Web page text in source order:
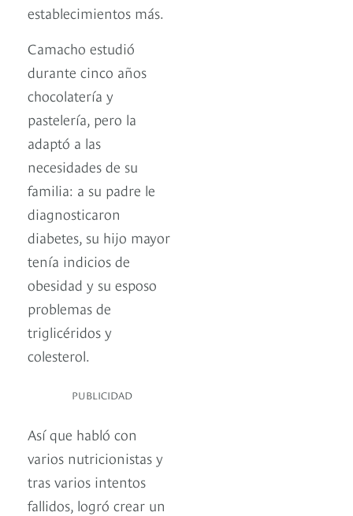
establecimientos más.
Camacho estudió
durante cinco años
chocolatería y
pastelería, pero la
adaptó a las
necesidades de su
familia: a su padre le
diagnosticaron
diabetes, su hijo mayor
tenía indicios de
obesidad y su esposo
problemas de
triglicéridos y
colesterol.
PUBLICIDAD
Así que habló con
varios nutricionistas y
tras varios intentos
fallidos, logró crear un